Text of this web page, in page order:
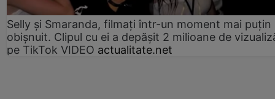
Selly și Smaranda, filmați într-un moment mai puțin
obișnuit. Clipul cu ei a depășit 2 milioane de
pe TikTok VIDEO actualitate.net